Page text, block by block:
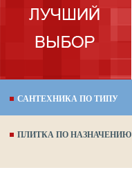
Onyx
САНТЕХНИКА ПО ТИПУ
ПЛИТКА ПО НАЗНАЧЕНИЮ